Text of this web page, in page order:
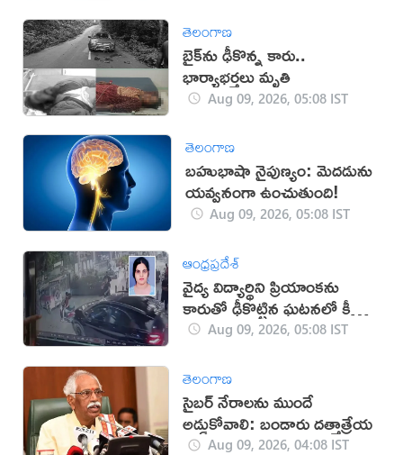
తెలంగాణ
బైక్‌ను ఢీకొన్న కారు..
భార్యాభర్తలు మృతి
Aug 09, 2026, 05:08 IST
తెలంగాణ
బహుభాషా నైపుణ్యం: మెదడును
యవ్వనంగా ఉంచుతుంది!
Aug 09, 2026, 05:08 IST
ఆంధ్రప్రదేశ్
వైద్య విద్యార్థిని ప్రియాంకను
కారుతో ఢీకొట్టిన ఘటనలో కీలక
పరిణామం
Aug 09, 2026, 05:08 IST
తెలంగాణ
సైబర్ నేరాలను ముందే
అడ్డుకోవాలి: బండారు దత్తాత్రేయ
Aug 09, 2026, 04:08 IST